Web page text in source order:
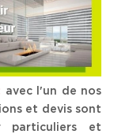
avec l'un de nos
et devis sont
particuliers et